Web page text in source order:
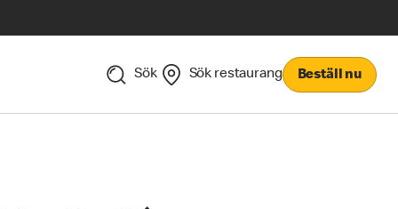
Sök Sök restaurang Beställ nu